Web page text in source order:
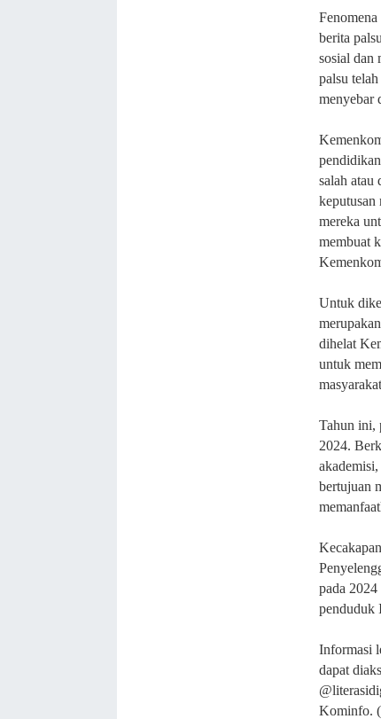
berita
sosial dan
palsu
menyebar
salah atau
keputusan
mereka
membuat
Untuk
dihelat
untuk
Tahun ini,
2024.
bertujuan
pada
penduduk
Informasi
dapat
Kominfo.